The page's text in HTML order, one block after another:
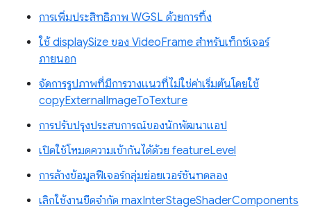
การเพิ่มประสิทธิภาพ WGSL ด้วยการทิ้ง
ใช้ displaySize ของ VideoFrame สำหรับเท็กซ์เจอร์
ภายนอก
จัดการรูปภาพที่มีการวางแนวที่ไม่ใช่ค่าเริ่มต้นโดยใช้
copyExternalImageToTexture
การปรับปรุงประสบการณ์ของนักพัฒนาแอป
เปิดใช้โหมดความเข้ากันได้ด้วย featureLevel
การล้างข้อมูลฟีเจอร์กลุ่มย่อยเวอร์ชันทดลอง
เลิกใช้งานขีดจำกัด maxInterStageShaderComponents